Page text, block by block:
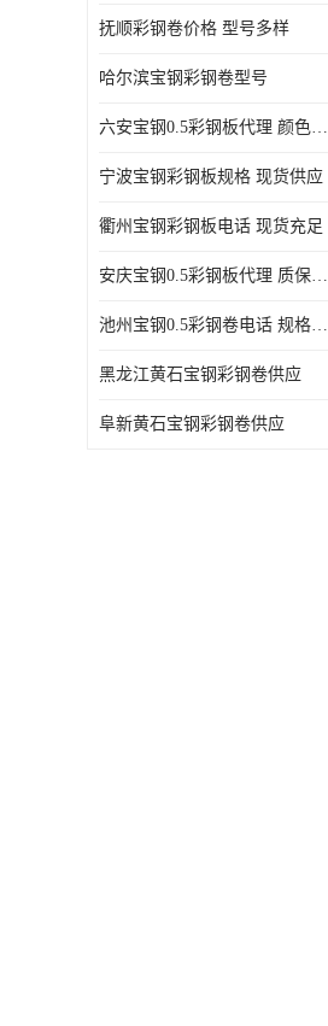
抚顺彩钢卷价格 型号多样
哈尔滨宝钢彩钢卷型号
六安宝钢0.5彩钢板代理 颜色定制
宁波宝钢彩钢板规格 现货供应
衢州宝钢彩钢板电话 现货充足
安庆宝钢0.5彩钢板代理 质保十年起
池州宝钢0.5彩钢卷电话 规格多样
黑龙江黄石宝钢彩钢卷供应
阜新黄石宝钢彩钢卷供应